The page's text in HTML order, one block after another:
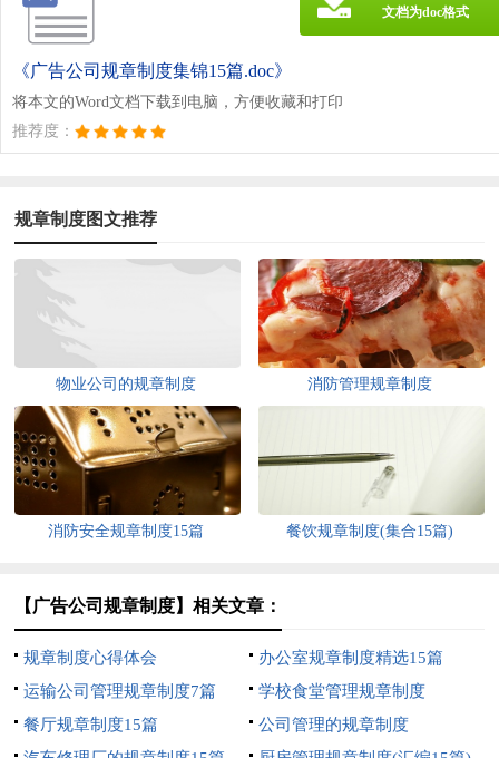
《广告公司规章制度集锦15篇.doc》
将本文的Word文档下载到电脑，方便收藏和打印
推荐度：
文档为doc格式
规章制度图文推荐
物业公司的规章制度 消防管理规章制度
消防安全规章制度15篇 餐饮规章制度(集合15篇)
【广告公司规章制度】相关文章：
规章制度心得体会
办公室规章制度精选15篇
运输公司管理规章制度7篇
学校食堂管理规章制度
餐厅规章制度15篇
公司管理的规章制度